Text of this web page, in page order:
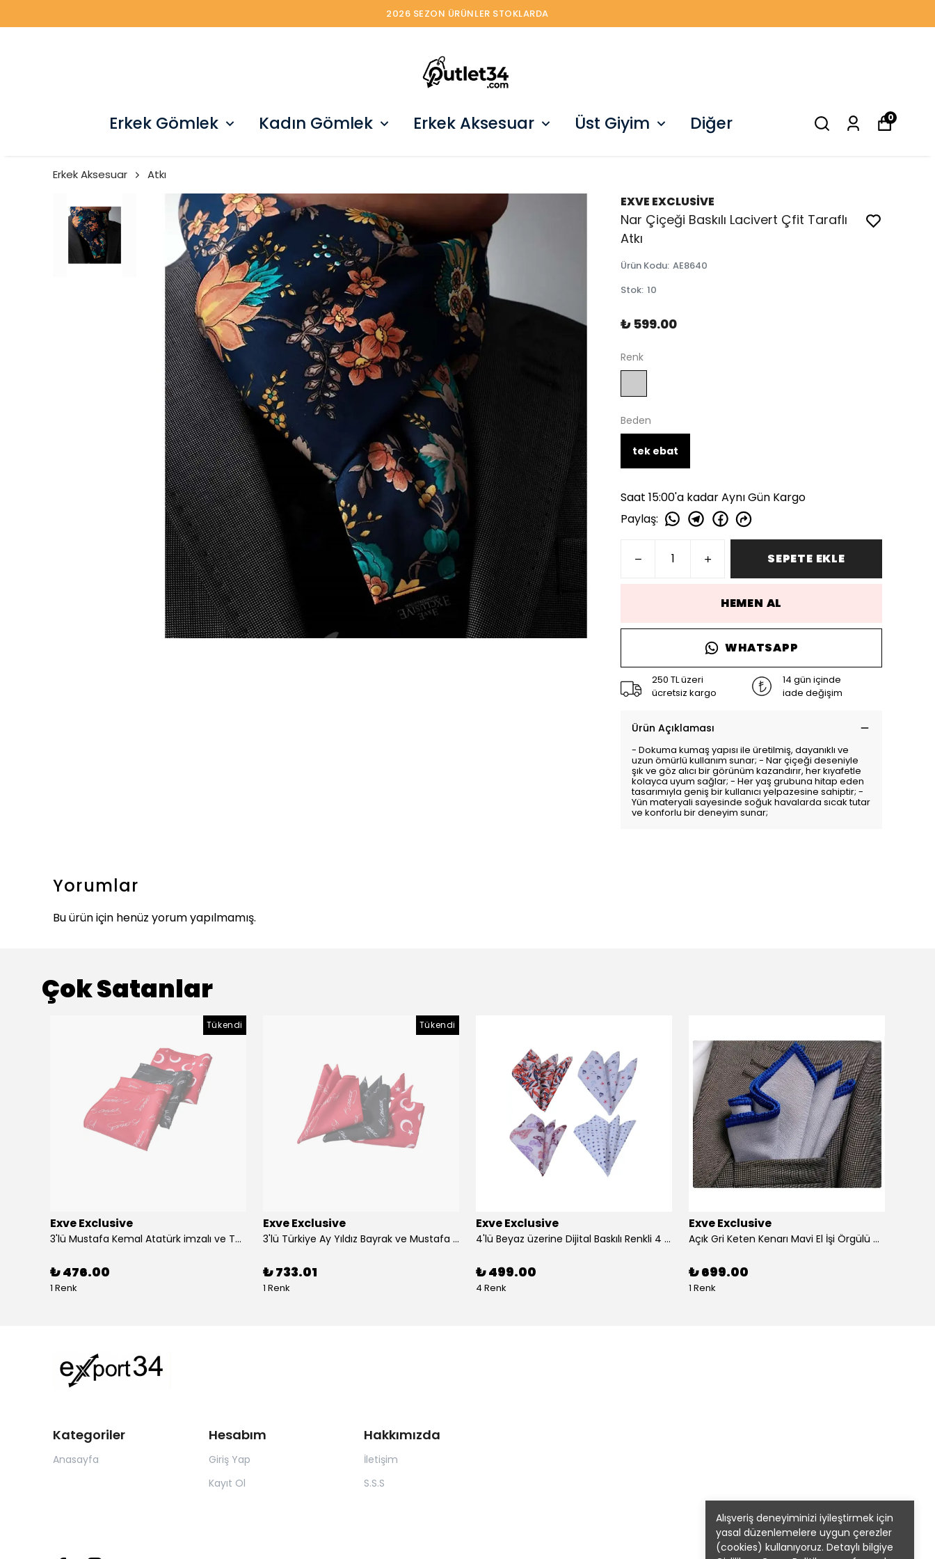
2026 SEZON ÜRÜNLER STOKLARDA
Erkek Gömlek Kadın Gömlek Erkek Aksesuar Üst Giyim Diğer 0
Alışveriş deneyiminizi iyileştirmek için
yasal düzenlemelere uygun çerezler
(cookies) kullanıyoruz. Detaylı bilgiye
Erkek Aksesuar Atkı
EXVE EXCLUSİVE
Nar Çiçeği Baskılı Lacivert Çfit Taraflı
Atkı
Ürün Kodu: AE8640
Stok: 10
₺ 599.00
Renk
Beden
tek ebat
Saat 15:00'a kadar Aynı Gün Kargo
Paylaş:
SEPETE EKLE
HEMEN AL
WHATSAPP
250 TL üzeri
ücretsiz kargo
14 gün içinde
iade değişim
Ürün Açıklaması
- Dokuma kumaş yapısı ile üretilmiş, dayanıklı ve
uzun ömürlü kullanım sunar; - Nar çiçeği deseniyle
şık ve göz alıcı bir görünüm kazandırır, her kıyafetle
kolayca uyum sağlar; - Her yaş grubuna hitap eden
tasarımıyla geniş bir kullanıcı yelpazesine sahiptir; -
Yün materyali sayesinde soğuk havalarda sıcak tutar
ve konforlu bir deneyim sunar;
Yorumlar
Bu ürün için henüz yorum yapılmamış.
Çok Satanlar
Tükendi
Exve Exclusive
3'lü Mustafa Kemal Atatürk imzalı ve Türkiye Ay Yıldız Bayraklı Kadın Fular Seti
₺ 476.00
1 Renk
Tükendi
Exve Exclusive
3'lü Türkiye Ay Yıldız Bayrak ve Mustafa Kemal Atatürk imzalı Kırmızı Siyah Yaka Mendili Seti
₺ 733.01
1 Renk
Exve Exclusive
4'lü Beyaz üzerine Dijital Baskılı Renkli 4 in 1 Cep Yaka Mendil Seti
₺ 499.00
4 Renk
Exve Exclusive
Açık Gri Keten Kenarı Mavi El İşi Örgülü Cep Aksesuarı Yaka Mendili
₺ 699.00
1 Renk
Kategoriler
Anasayfa
Hesabım
Giriş Yap
Kayıt Ol
Hakkımızda
İletişim
S.S.S